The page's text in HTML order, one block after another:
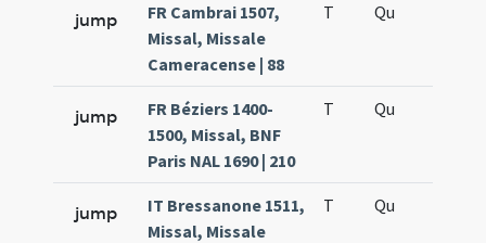
jump
FR Cambrai 1507,
Missal, Missale
Cameracense | 88
T Qu
jump
FR Béziers 1400-
1500, Missal, BNF
Paris NAL 1690 | 210
T Qu
jump
IT Bressanone 1511,
Missal, Missale
T Qu